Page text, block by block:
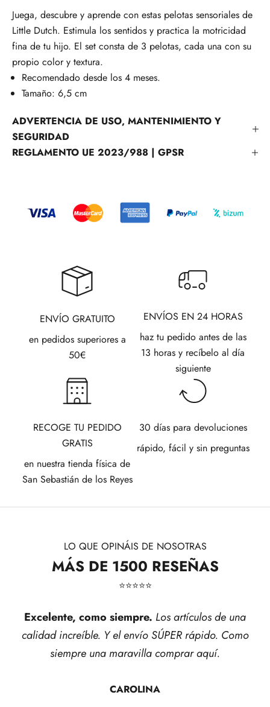
Juega, descubre y aprende con estas pelotas sensoriales de
Little Dutch. Estimula los sentidos y practica la motricidad
fina de tu hijo. El set consta de 3 pelotas, cada una con su
propio color y textura.
Recomendado desde los 4 meses.
Tamaño: 6,5 cm
ADVERTENCIA DE USO, MANTENIMIENTO Y
SEGURIDAD
REGLAMENTO UE 2023/988 | GPSR
ENVÍO GRATUITO
en pedidos superiores a
50€
ENVÍOS EN 24 HORAS
haz tu pedido antes de las
13 horas y recíbelo al día
siguiente
RECOGE TU PEDIDO
GRATIS
en nuestra tienda física de
San Sebastián de los Reyes
30 días para devoluciones
rápido, fácil y sin preguntas
LO QUE OPINÁIS DE NOSOTRAS
MÁS DE 1500 RESEÑAS
⭐​⭐​⭐​⭐​⭐​
Excelente, como siempre. Los artículos de una
calidad increíble. Y el envío SÚPER rápido. Como
siempre una maravilla comprar aquí.
CAROLINA